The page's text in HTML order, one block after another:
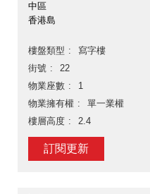
中區
香港島
樓盤類型
寫字樓
街號
22
物業座數
1
物業擁有權
單一業權
樓層高度
2.4
訂閱更新